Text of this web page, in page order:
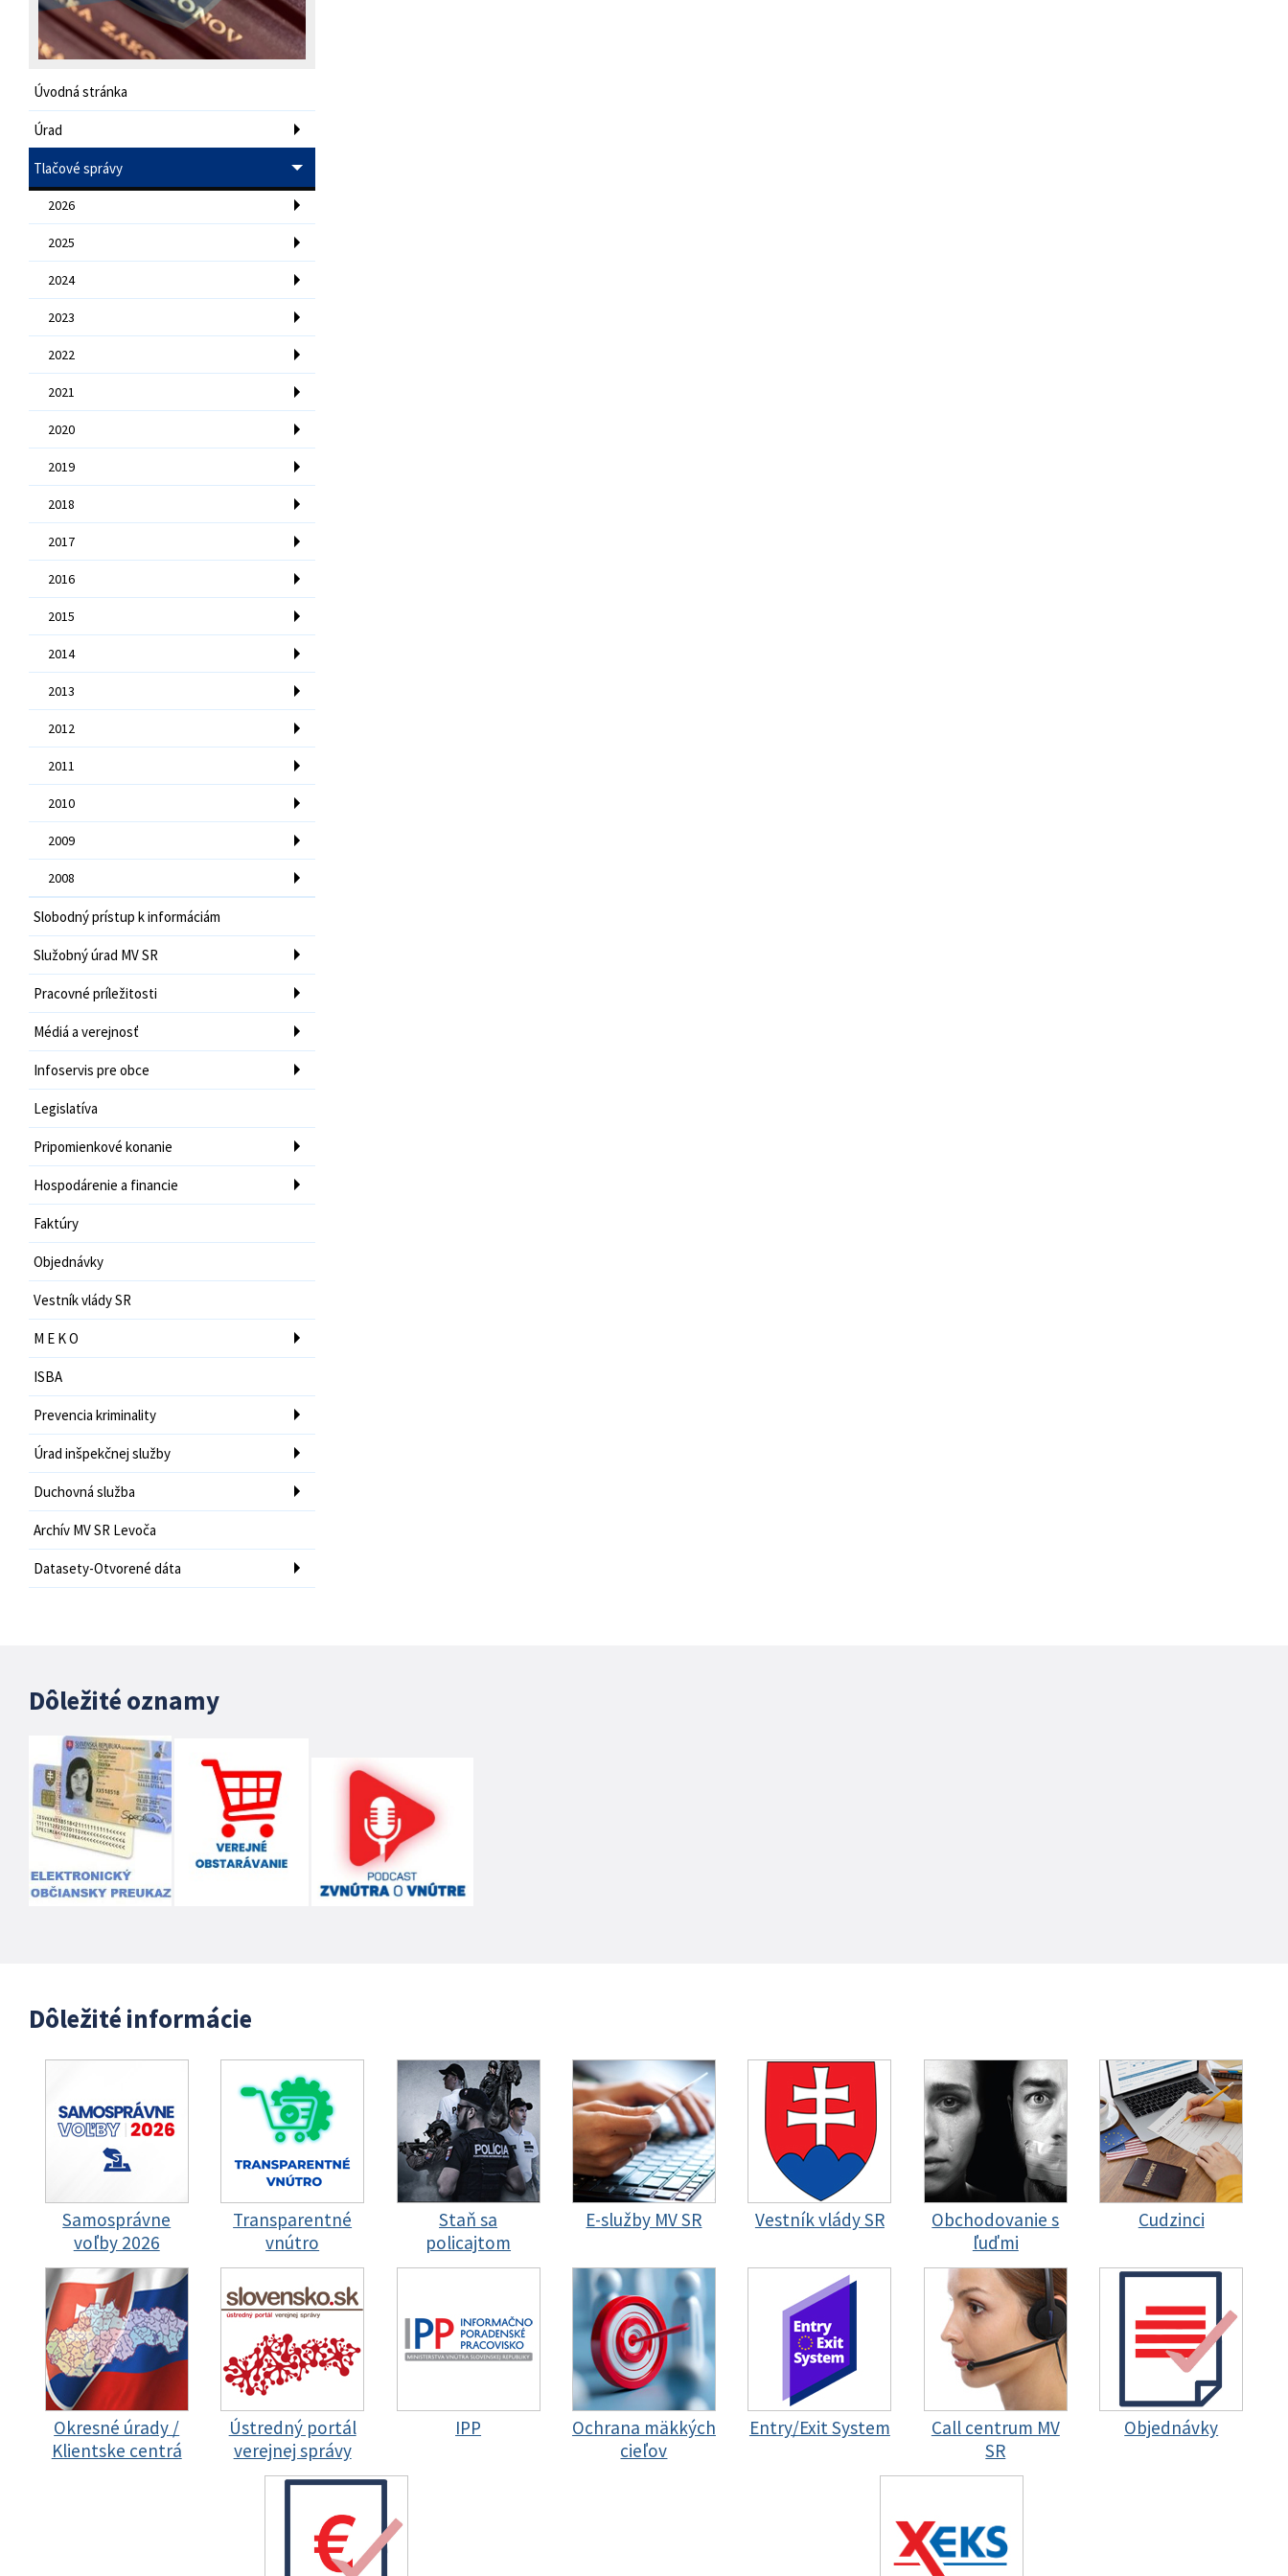
Úvodná stránka
Úrad
Tlačové správy
2026
2025
2024
2023
2022
2021
2020
2019
2018
2017
2016
2015
2014
2013
2012
2011
2010
2009
2008
Slobodný prístup k informáciám
Služobný úrad MV SR
Pracovné príležitosti
Médiá a verejnosť
Infoservis pre obce
Legislatíva
Pripomienkové konanie
Hospodárenie a financie
Faktúry
Objednávky
Vestník vlády SR
M E K O
ISBA
Prevencia kriminality
Úrad inšpekčnej služby
Duchovná služba
Archív MV SR Levoča
Datasety-Otvorené dáta
Dôležité oznamy
Dôležité informácie
Samosprávne
voľby 2026
Transparentné
vnútro
Staň sa
policajtom
E-služby MV SR Vestník vlády SR
Obchodovanie s
ľuďmi
Cudzinci
Okresné úrady /
Klientske centrá
Ústredný portál
verejnej správy
IPP
Ochrana mäkkých
cieľov
Entry/Exit System
Call centrum MV
SR
Objednávky